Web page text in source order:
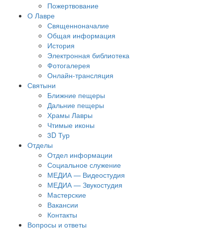
Пожертвование
О Лавре
Священноначалие
Общая информация
История
Электронная библиотека
Фотогалерея
Онлайн-трансляция
Святыни
Ближние пещеры
Дальние пещеры
Храмы Лавры
Чтимые иконы
3D Тур
Отделы
Отдел информации
Социальное служение
МЕДИА — Видеостудия
МЕДИА — Звукостудия
Мастерские
Вакансии
Контакты
Вопросы и ответы